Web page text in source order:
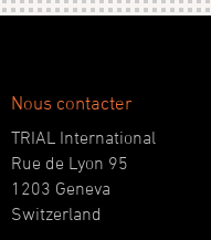
Nous contacter
TRIAL International
Rue de Lyon 95
1203 Geneva
Switzerland